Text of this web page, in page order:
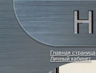
Главная страница
Личный кабинет